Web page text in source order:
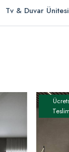
Tv & Duvar Ünitesi